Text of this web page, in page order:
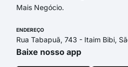
Mais Negócio.
ENDEREÇO
Rua Tabapuã, 743 - Itaim Bibi,
Baixe nosso app